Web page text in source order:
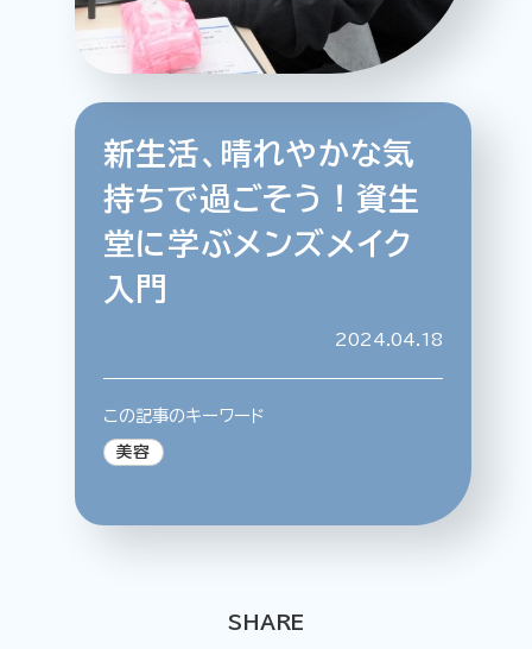
考える
特集記事 連載 アサヒの人 歴史
夏のビール特集2025 ビール
お酒との付き合い方 ウイスキー
大阪・関西万博
スマホ写真
新生活、晴れやかな気
持ちで過ごそう！資生
堂に学ぶメンズメイク
入門
2024.04.18
この記事のキーワード
美容
SHARE